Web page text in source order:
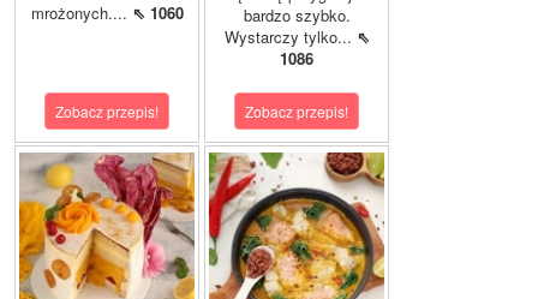
mrożonych.... ⇖ 1060
Zobacz przepis!
bardzo szybko.
Wystarczy tylko... ⇖
1086
Zobacz przepis!